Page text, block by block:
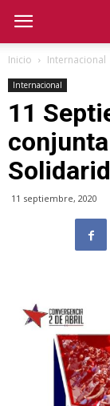
Inicio Internacional
Internacional
11
11 septiembre, 2020